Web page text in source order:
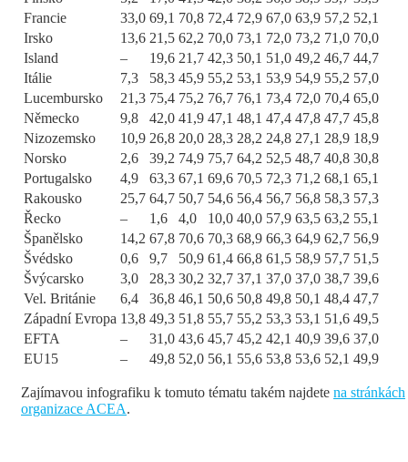
Francie
33,0 69,1 70,8 72,4 72,9 67,0 63,9 57,2 52,1
Irsko
13,6 21,5 62,2 70,0 73,1 72,0 73,2 71,0 70,0
Island
– 19,6 21,7 42,3 50,1 51,0 49,2 46,7 44,7
Itálie
7,3 58,3 45,9 55,2 53,1 53,9 54,9 55,2 57,0
Lucembursko
21,3 75,4 75,2 76,7 76,1 73,4 72,0 70,4 65,0
Německo
9,8 42,0 41,9 47,1 48,1 47,4 47,8 47,7 45,8
Nizozemsko
10,9 26,8 20,0 28,3 28,2 24,8 27,1 28,9 18,9
Norsko
2,6 39,2 74,9 75,7 64,2 52,5 48,7 40,8 30,8
Portugalsko
4,9 63,3 67,1 69,6 70,5 72,3 71,2 68,1 65,1
Rakousko
25,7 64,7 50,7 54,6 56,4 56,7 56,8 58,3 57,3
Řecko
– 1,6 4,0 10,0 40,0 57,9 63,5 63,2 55,1
Španělsko
14,2 67,8 70,6 70,3 68,9 66,3 64,9 62,7 56,9
Švédsko
0,6 9,7 50,9 61,4 66,8 61,5 58,9 57,7 51,5
Švýcarsko
3,0 28,3 30,2 32,7 37,1 37,0 37,0 38,7 39,6
Vel. Británie
6,4 36,8 46,1 50,6 50,8 49,8 50,1 48,4 47,7
Západní Evropa 13,8 49,3 51,8 55,7 55,2 53,3 53,1 51,6 49,5
EFTA
– 31,0 43,6 45,7 45,2 42,1 40,9 39,6 37,0
EU15
– 49,8 52,0 56,1 55,6 53,8 53,6 52,1 49,9
Zajímavou infografiku k tomuto tématu takém najdete na stránkách
organizace ACEA.